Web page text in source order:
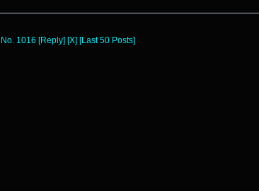
No. 1016 [Reply] [X] [Last 50 Posts]